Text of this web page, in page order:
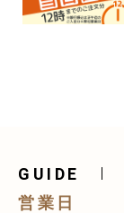
GUIDE
営業日